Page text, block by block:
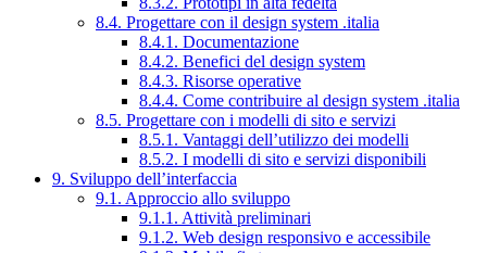
8.4. Progettare con il design system .italia
8.4.1. Documentazione
8.4.2. Benefici del design system
8.4.3. Risorse operative
8.4.4. Come contribuire al design system .italia
8.5. Progettare con i modelli di sito e servizi
8.5.1. Vantaggi dell’utilizzo dei modelli
8.5.2. I modelli di sito e servizi disponibili
9. Sviluppo dell’interfaccia
9.1. Approccio allo sviluppo
9.1.1. Attività preliminari
9.1.2. Web design responsivo e accessibile